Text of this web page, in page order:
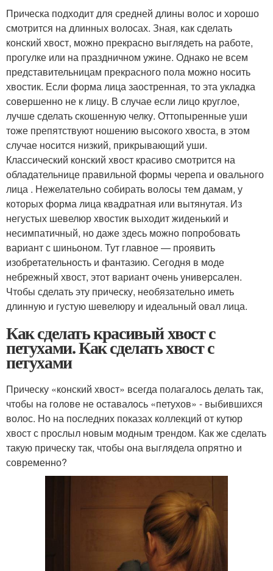
Прическа подходит для средней длины волос и хорошо
смотрится на длинных волосах. Зная, как сделать
конский хвост, можно прекрасно выглядеть на работе,
прогулке или на праздничном ужине. Однако не всем
представительницам прекрасного пола можно носить
хвостик. Если форма лица заостренная, то эта укладка
совершенно не к лицу. В случае если лицо круглое,
лучше сделать скошенную челку. Оттопыренные уши
тоже препятствуют ношению высокого хвоста, в этом
случае носится низкий, прикрывающий уши.
Классический конский хвост красиво смотрится на
обладательнице правильной формы черепа и овального
лица . Нежелательно собирать волосы тем дамам, у
которых форма лица квадратная или вытянутая. Из
негустых шевелюр хвостик выходит жиденький и
несимпатичный, но даже здесь можно попробовать
вариант с шиньоном. Тут главное — проявить
изобретательность и фантазию. Сегодня в моде
небрежный хвост, этот вариант очень универсален.
Чтобы сделать эту прическу, необязательно иметь
длинную и густую шевелюру и идеальный овал лица.
Как сделать красивый хвост с
петухами. Как сделать хвост с
петухами
Прическу «конский хвост» всегда полагалось делать так,
чтобы на голове не оставалось «петухов» - выбившихся
волос. Но на последних показах коллекций от кутюр
хвост с прослыл новым модным трендом. Как же сделать
такую прическу так, чтобы она выглядела опрятно и
современно?